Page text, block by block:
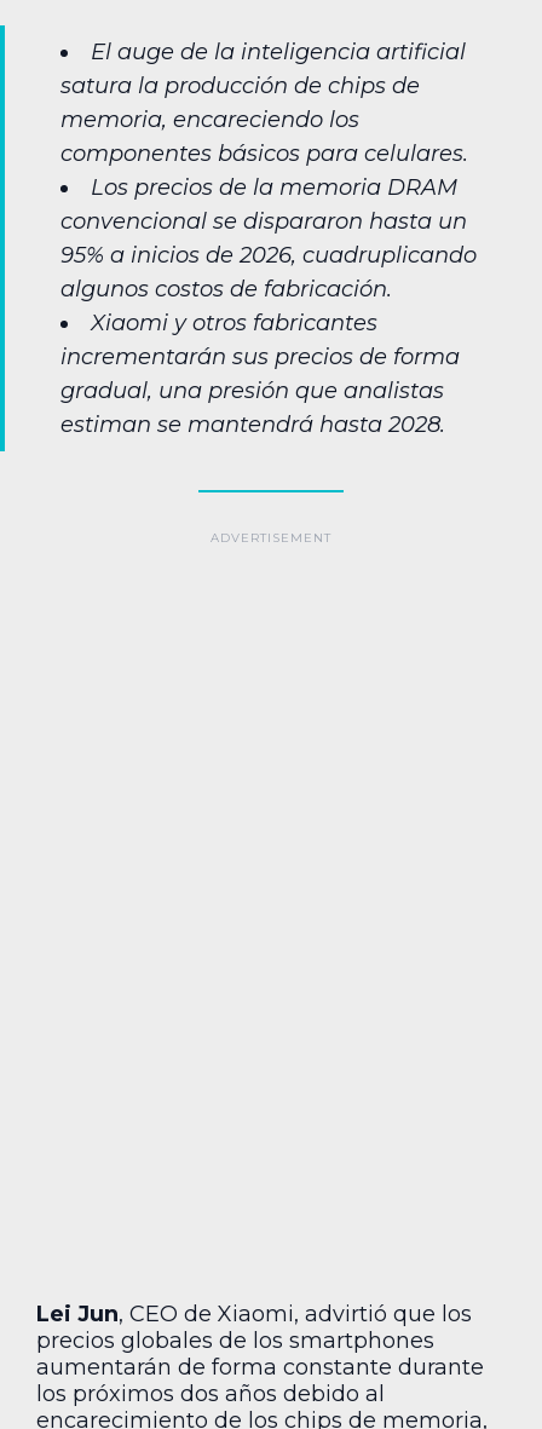
El auge de la inteligencia artificial
satura la producción de chips de
memoria, encareciendo los
componentes básicos para celulares.
Los precios de la memoria DRAM
convencional se dispararon hasta un
95% a inicios de 2026, cuadruplicando
algunos costos de fabricación.
Xiaomi y otros fabricantes
incrementarán sus precios de forma
gradual, una presión que analistas
estiman se mantendrá hasta 2028.
Lei Jun, CEO de Xiaomi, advirtió que los
precios globales de los smartphones
aumentarán de forma constante durante
los próximos dos años debido al
encarecimiento de los chips de memoria,